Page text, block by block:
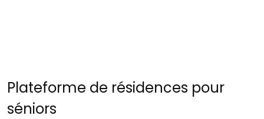
Jardins
d'Arcadie
Plateforme de résidences pour
séniors